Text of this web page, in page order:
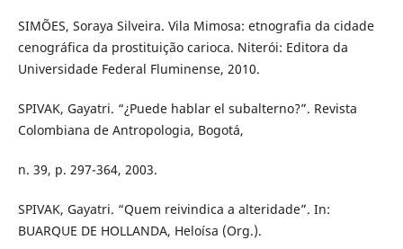
SIMÕES, Soraya Silveira. Vila Mimosa: etnografia da cidade
cenográfica da prostituição carioca. Niterói: Editora da
Universidade Federal Fluminense, 2010.
SPIVAK, Gayatri. “¿Puede hablar el subalterno?”. Revista
Colombiana de Antropologia, Bogotá,
n. 39, p. 297-364, 2003.
SPIVAK, Gayatri. “Quem reivindica a alteridade”. In:
BUARQUE DE HOLLANDA, Heloísa (Org.).